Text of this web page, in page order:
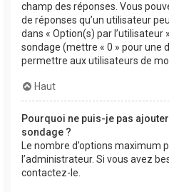
champ des réponses. Vous
de réponses qu’un utilisateur
dans « Option(s) par l’utilisateur
sondage (mettre « 0 » pour une
permettre aux utilisateurs de
Haut
Pourquoi ne puis-je pas
sondage ?
Le nombre d’options maximum
l’administrateur. Si vous avez
contactez-le.